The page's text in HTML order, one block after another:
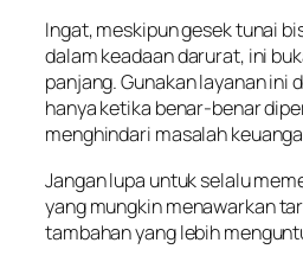
Ingat, meskipun gesek tunai
dalam keadaan darurat, ini
panjang. Gunakan layanan ini
hanya ketika benar-benar
menghindari masalah
Jangan lupa untuk selalu
yang mungkin menawarkan
tambahan yang lebih